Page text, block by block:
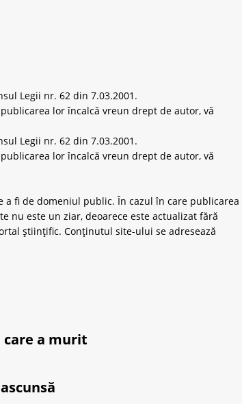
Legii nr. 62 din 7.03.2001.
lor încalcă vreun drept de autor, vă
Legii nr. 62 din 7.03.2001.
lor încalcă vreun drept de autor, vă
fi de domeniul public. În cazul în care publicarea
nu este un ziar, deoarece este actualizat fără
științific. Conținutul site-ului se adresează
care a murit